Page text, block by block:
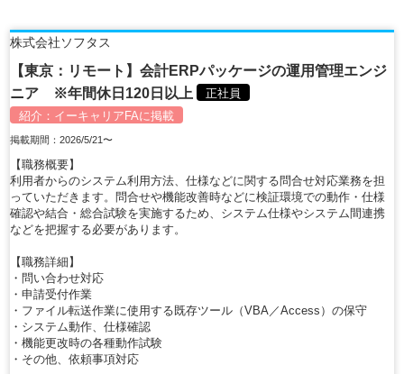
株式会社ソフタス
【東京：リモート】会計ERPパッケージの運用管理エンジ
ニア ※年間休日120日以上
正社員
紹介： イーキャリアFAに掲載
掲載期間：2026/5/21〜
【職務概要】
利用者からのシステム利用方法、仕様などに関する問合せ対応業務を担
っていただきます。問合せや機能改善時などに検証環境での動作・仕様
確認や結合・総合試験を実施するため、システム仕様やシステム間連携
などを把握する必要があります。
【職務詳細】
・問い合わせ対応
・申請受付作業
・ファイル転送作業に使用する既存ツール（VBA／Access）の保守
・システム動作、仕様確認
・機能更改時の各種動作試験
・その他、依頼事項対応